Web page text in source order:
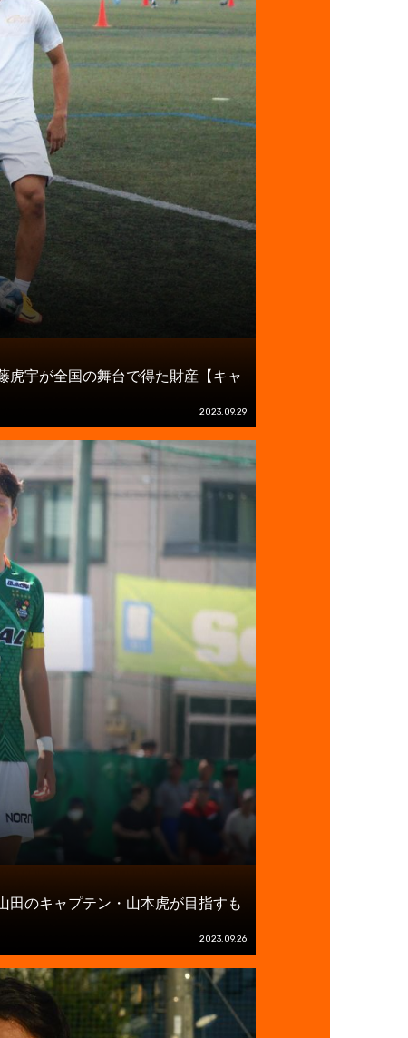
虎宇が全国の舞台で得た財産【キャ
2023.09.29
田のキャプテン・山本虎が目指すも
2023.09.26